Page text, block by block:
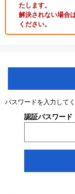
たします。
解決されない場合
ください。
パスワードを入力してく
認証パスワード